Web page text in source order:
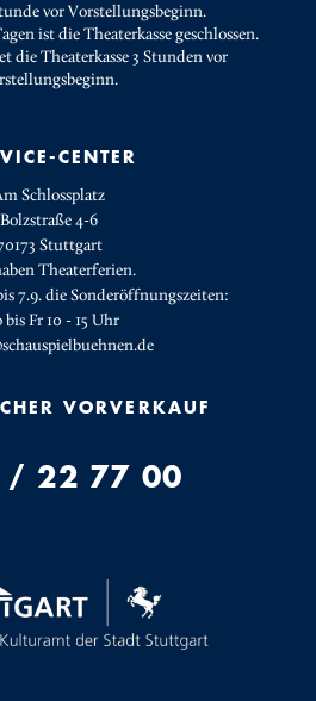
vor Vorstellungsbeginn.
ist die Theaterkasse geschlossen.
die Theaterkasse 3 Stunden vor
CENTER
Schlossplatz
Bolzstraße 4-6
Stuttgart
Theaterferien.
7.9. die Sonderöffnungszeiten:
bis Fr 10 - 15 Uhr
VORVERKAUF
/ 22 77 00